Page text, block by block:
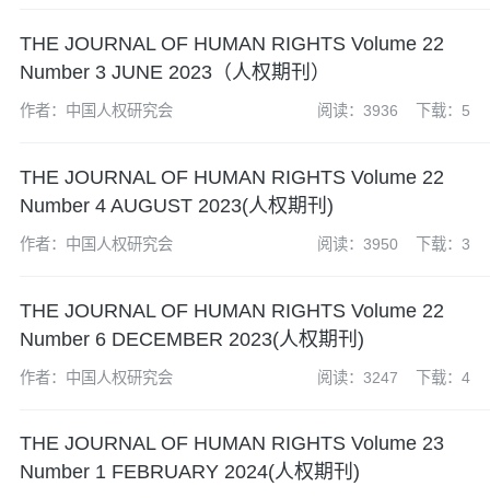
THE JOURNAL OF HUMAN RIGHTS Volume 22
Number 3 JUNE 2023（人权期刊）
作者：中国人权研究会 阅读：3936 下载：5
THE JOURNAL OF HUMAN RIGHTS Volume 22
Number 4 AUGUST 2023(人权期刊)
作者：中国人权研究会 阅读：3950 下载：3
THE JOURNAL OF HUMAN RIGHTS Volume 22
Number 6 DECEMBER 2023(人权期刊)
作者：中国人权研究会 阅读：3247 下载：4
THE JOURNAL OF HUMAN RIGHTS Volume 23
Number 1 FEBRUARY 2024(人权期刊)